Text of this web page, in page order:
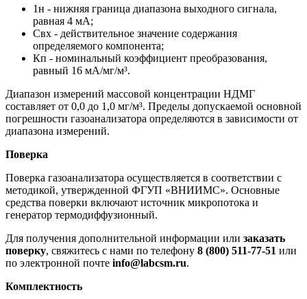
1н - нижняя граница диапазона выходного сигнала,
равная 4 мА;
Свх - действительное значение содержания
определяемого компонента;
Кп - номинальный коэффициент преобразования,
равный 16 мА/мг/м³.
Диапазон измерений массовой концентрации НДМГ
составляет от 0,0 до 1,0 мг/м³. Пределы допускаемой основной
погрешности газоанализатора определяются в зависимости от
диапазона измерений.
Поверка
Поверка газоанализатора осуществляется в соответствии с
методикой, утвержденной ФГУП «ВНИИМС». Основные
средства поверки включают источник микропотока и
генератор термодиффузионный.
Для получения дополнительной информации или заказать
поверку, свяжитесь с нами по телефону 8 (800) 511-77-51 или
по электронной почте info@labcsm.ru.
Комплектность